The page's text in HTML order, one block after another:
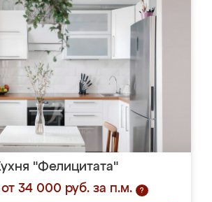
"Фелицитата"
34 000 руб. за п.м.
?